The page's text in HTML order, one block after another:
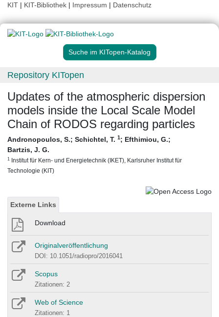
KIT | KIT-Bibliothek | Impressum | Datenschutz
Suche im KITopen-Katalog
Repository KITopen
Updates of the atmospheric dispersion
models inside the Local Scale Model
Chain of RODOS regarding particles
Andronopoulos, S.; Schichtel, T. 1; Efthimiou, G.;
Bartzis, J. G.
1 Institut für Kern- und Energietechnik (IKET), Karlsruher Institut für
Technologie (KIT)
Externe Links
Download
Originalveröffentlichung
DOI: 10.1051/radiopro/2016041
Scopus
Zitationen: 2
Web of Science
Zitationen: 1